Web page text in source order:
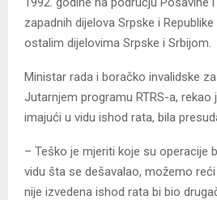
zapadnih dijelova Srpske i
ostalim dijelovima Srpske i Srbijom.
Ministar rada i boračko invalidske
Јutarnjem programu RTRS-a, rekao
imajući u vidu ishod rata, bila
– Teško je mjeriti koje su operacije
vidu šta se dešavalao, možemo reći
nije izvedena ishod rata bi bio